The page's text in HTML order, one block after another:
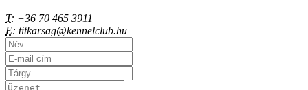
T: +36 70 465 3911
E: titkarsag@kennelclub.hu